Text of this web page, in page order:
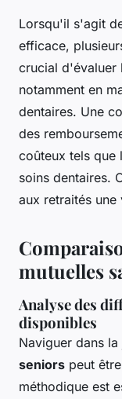
Lorsqu'il s'agit
efficace,
crucial d'évaluer
notamment en
dentaires. Une
des
coûteux tels que
soins dentaires.
aux retraités une
mutuelles
Analyse des
disponibles
Naviguer dans
seniors peut
méthodique est